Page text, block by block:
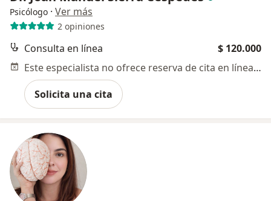
Psicólogo · Ver más
2 opiniones
Consulta en línea
$ 120.000
Este especialista no ofrece reserva de cita en línea en esta dirección.
Solicita una cita